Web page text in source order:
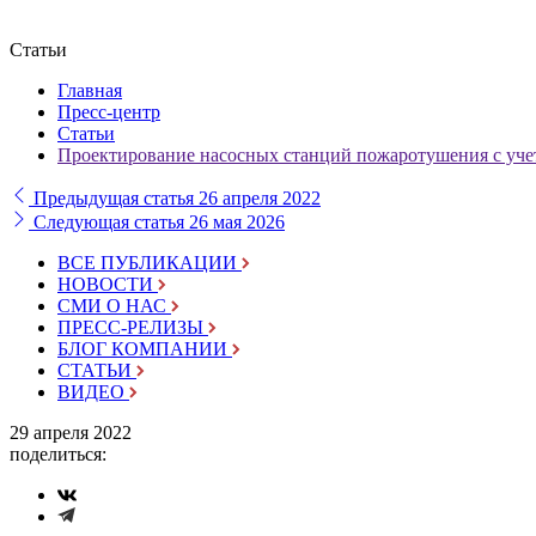
Статьи
Главная
Пресс-центр
Статьи
Проектирование насосных станций пожаротушения с
Предыдущая статья 26 апреля 2022
Следующая статья 26 мая 2026
ВСЕ ПУБЛИКАЦИИ
НОВОСТИ
СМИ О НАС
ПРЕСС-РЕЛИЗЫ
БЛОГ КОМПАНИИ
СТАТЬИ
ВИДЕО
29 апреля 2022
поделиться: